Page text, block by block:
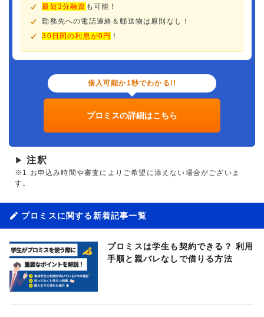
最短3分融資 も可能！
勤務先への電話連絡＆郵送物は原則なし！
30日間の利息が0円 ！
借入可能か1秒でわかる!!
プロミスの詳細はこちら
▶ 注釈
※1.お申込み時間や審査によりご希望に添えない場合がございま
す。
プロミスに関する新着記事一覧
プロミスは学生も契約できる？ 利用
手順と親バレなしで借りる方法